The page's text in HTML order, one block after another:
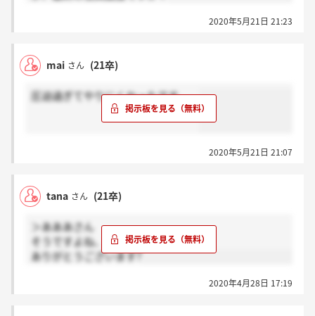
2020年5月21日 21:23
mai さん (21卒)
圧迫過ぎてやりにくかったです。。
2020年5月21日 21:07
tana さん (21卒)
＞あああさん
そうですよね、聞いてみます！
ありがとうございます?
2020年4月28日 17:19